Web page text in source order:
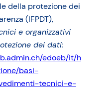
della protezione dei
(IFPDT),
e organizzativi
dei dati:
edoeb/it/h
basi-
tecnici-e-